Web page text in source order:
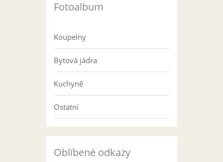
Fotoalbum
Koupelny
Bytová jádra
Kuchyně
Ostatní
Oblíbené odkazy